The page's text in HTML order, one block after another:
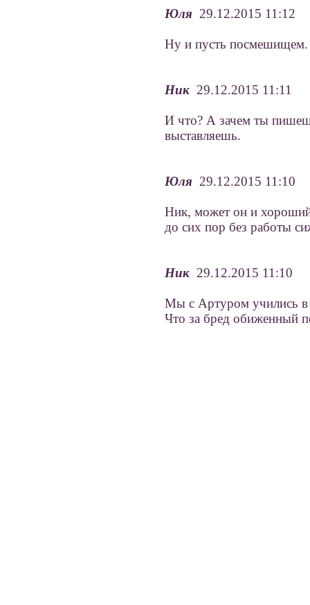
Юля 29.12.2015 11:12
Ну и пусть посмешищем.
Ник 29.12.2015 11:11
И что? А зачем ты
выставляешь.
Юля 29.12.2015 11:10
Ник, может он и
до сих пор без работы
Ник 29.12.2015 11:10
Мы с Артуром учились в
Что за бред обиженный